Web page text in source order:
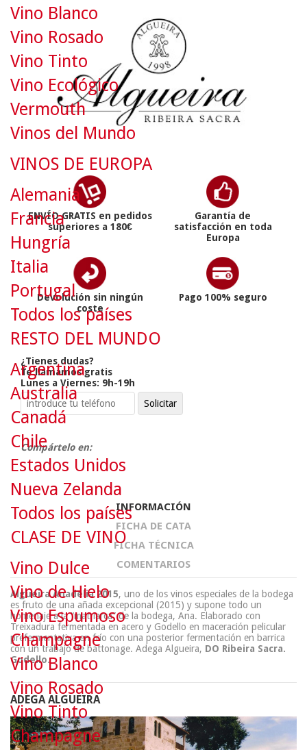
ENVÍO GRATIS en pedidos
superiores a 180€
Garantía de
satisfacción en toda
Europa
Devolución sin ningún
coste
Pago 100% seguro
¿Tienes dudas?
Te llamamos gratis
Lunes a Viernes: 9h-19h
Compártelo en:
INFORMACIÓN
FICHA DE CATA
FICHA TÉCNICA
COMENTARIOS
Algueira Anadelia 2015, uno de los vinos especiales de la bodega
es fruto de una añada excepcional (2015) y supone todo un
homenaje a la “matriarca” de la bodega, Ana. Elaborado con
Treixadura fermentada en acero y Godello en maceración pelicular
prefermentativa en frío con una posterior fermentación en barrica
con un trabajo de battonage. Adega Algueira, DO Ribeira Sacra.
Godello.
ADEGA ALGUEIRA
Vino Blanco
Vino Rosado
Vino Tinto
Vino Ecológico
Vermouth
Vinos del Mundo
VINOS DE EUROPA
Alemania
Francia
Hungría
Italia
Portugal
Todos los países
RESTO DEL MUNDO
Argentina
Australia
Canadá
Chile
Estados Unidos
Nueva Zelanda
Todos los países
CLASE DE VINO
Vino Dulce
Vino de Hielo
Vino Espumoso
Champagne
Vino Blanco
Vino Rosado
Vino Tinto
Champagne